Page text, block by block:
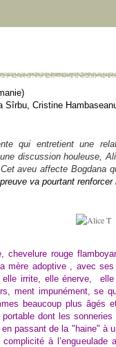
Sîrbu, Cristine
qui entretient une
discussion houleuse,
aveu affecte Bogdana
va pourtant
chevelure rouge
mère adoptive , avec
irrite, elle énerve,
ment impunément, se
beaucoup plus âgés
dont les
passant de la "haine" à
à